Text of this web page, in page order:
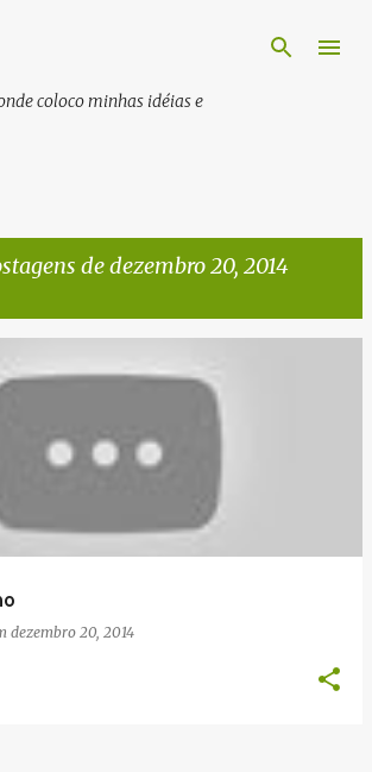
coloco minhas idéias e
de dezembro 20, 2014
dezembro 20, 2014